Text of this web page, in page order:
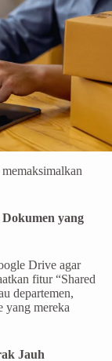
yang
Drive agar
fitur “Shared
departemen,
yang mereka
Jauh